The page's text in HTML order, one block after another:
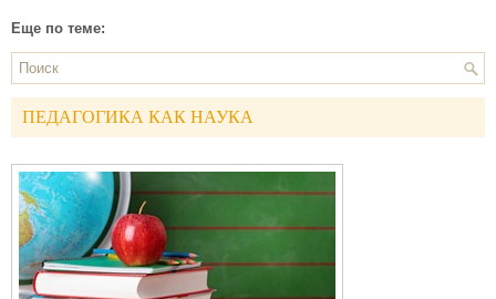
Еще по теме:
ПЕДАГОГИКА КАК НАУКА